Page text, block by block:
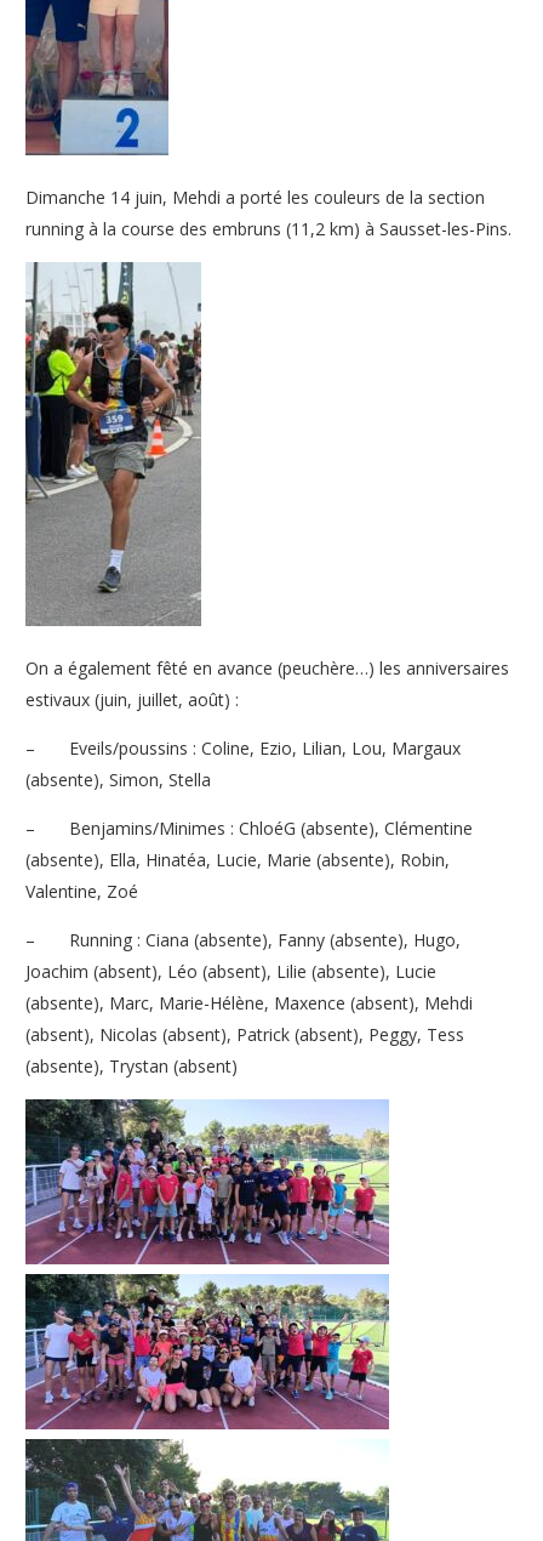
Dimanche 14 juin, Mehdi a porté les couleurs de la section
running à la course des embruns (11,2 km) à Sausset-les-Pins.
On a également fêté en avance (peuchère…) les anniversaires
estivaux (juin, juillet, août) :
– Eveils/poussins : Coline, Ezio, Lilian, Lou, Margaux
(absente), Simon, Stella
– Benjamins/Minimes : ChloéG (absente), Clémentine
(absente), Ella, Hinatéa, Lucie, Marie (absente), Robin,
Valentine, Zoé
– Running : Ciana (absente), Fanny (absente), Hugo,
Joachim (absent), Léo (absent), Lilie (absente), Lucie
(absente), Marc, Marie-Hélène, Maxence (absent), Mehdi
(absent), Nicolas (absent), Patrick (absent), Peggy, Tess
(absente), Trystan (absent)